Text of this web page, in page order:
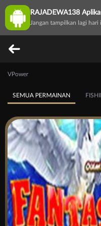
RAJADEWA138
Jangan tampilkan lagi hari
VPower
SEMUA PERMAINAN